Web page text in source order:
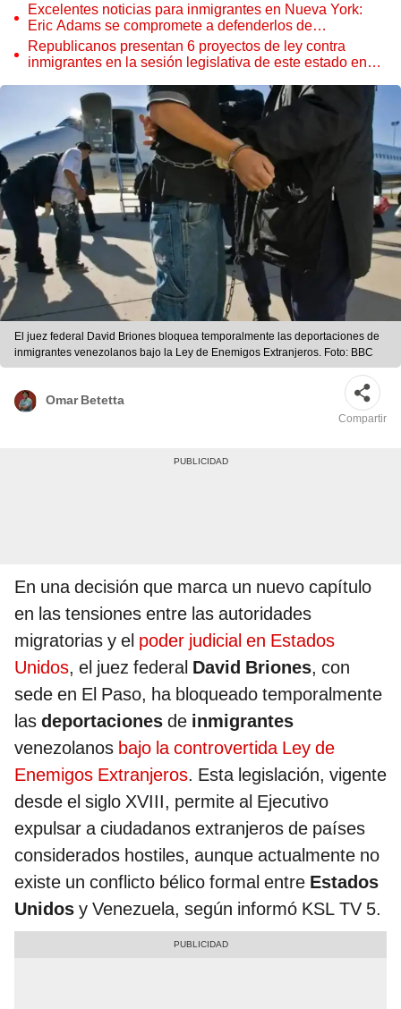
Excelentes noticias para inmigrantes en Nueva York:
Eric Adams se compromete a defenderlos de
deportaciones del ICE
Republicanos presentan 6 proyectos de ley contra
inmigrantes en la sesión legislativa de este estado en
El juez federal David Briones bloquea temporalmente las deportaciones de
inmigrantes venezolanos bajo la Ley de Enemigos Extranjeros. Foto: BBC
Omar Betetta
Compartir
En una decisión que marca un nuevo capítulo
en las tensiones entre las autoridades
migratorias y el poder judicial en Estados
Unidos, el juez federal David Briones, con
sede en El Paso, ha bloqueado temporalmente
las deportaciones de inmigrantes
venezolanos bajo la controvertida Ley de
Enemigos Extranjeros. Esta legislación, vigente
desde el siglo XVIII, permite al Ejecutivo
expulsar a ciudadanos extranjeros de países
considerados hostiles, aunque actualmente no
existe un conflicto bélico formal entre Estados
Unidos y Venezuela, según informó KSL TV 5.